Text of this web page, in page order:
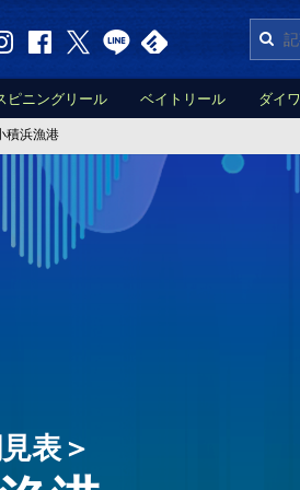
ピニングリール ベイトリール ダイワ
積浜漁港
表＞